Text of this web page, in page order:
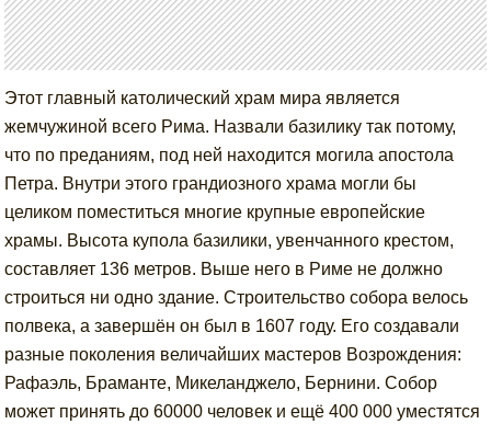
Этот главный католический храм мира является
жемчужиной всего Рима. Назвали базилику так потому,
что по преданиям, под ней находится могила апостола
Петра. Внутри этого грандиозного храма могли бы
целиком поместиться многие крупные европейские
храмы. Высота купола базилики, увенчанного крестом,
составляет 136 метров. Выше него в Риме не должно
строиться ни одно здание. Строительство собора велось
полвека, а завершён он был в 1607 году. Его создавали
разные поколения величайших мастеров Возрождения:
Рафаэль, Браманте, Микеланджело, Бернини. Собор
может принять до 60000 человек и ещё 400 000 уместятся